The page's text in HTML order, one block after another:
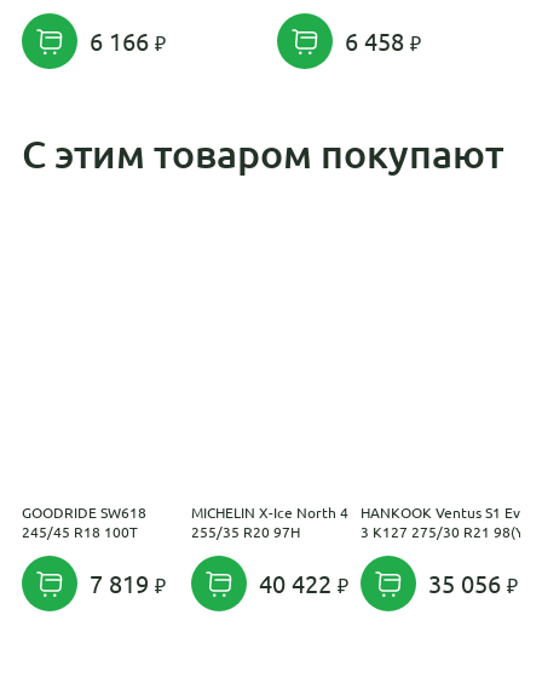
6 166 6 458
С этим товаром покупают
GOODRIDE SW618
245/45 R18 100T
7 819
MICHELIN X-Ice North 4
255/35 R20 97H
40 422
HANKOOK Ventus S1 Evo
3 K127 275/30 R21 98(Y)
35 056